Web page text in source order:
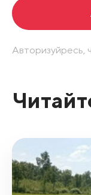
Авторизуйресь,